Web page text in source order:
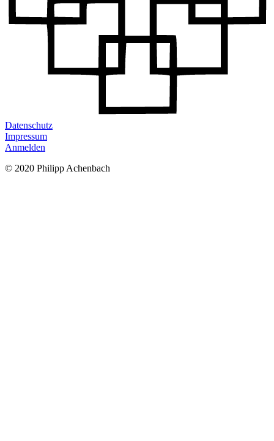
Datenschutz
Impressum
Anmelden
© 2020 Philipp Achenbach